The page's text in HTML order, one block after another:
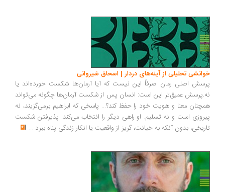
خوانشی تحلیلی از آینه‌های دردار | اسحاق شیروانی
پرسش اصلی رمان صرفاً این نیست که آیا آرمان‌ها شکست خورده‌اند یا
نه.پرسش عمیق‌تر این است: انسان پس از شکست آرمان‌ها چگونه می‌تواند
همچنان معنا و هویت خود را حفظ کند؟... پاسخی که ابراهیم برمی‌گزیند، نه
پیروزی است و نه تسلیم. او راهی دیگر را انتخاب می‌کند: پذیرفتن شکست
تاریخی، بدون آنکه به خیانت، گریز از واقعیت یا انکار زندگی پناه ببرد ...